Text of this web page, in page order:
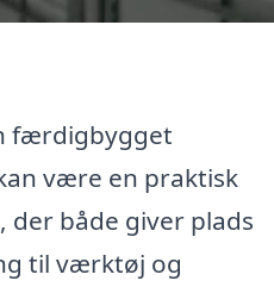
færdigbygget
være en praktisk
både giver plads
til værktøj og